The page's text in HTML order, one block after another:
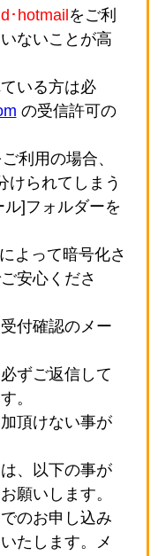
･hotmail をご利
ないことが高
いる方は必
の受信許可の
利用の場合、
けられてしまう
]フォルダーを
よって暗号化さ
安心くださ
付確認のメー
ずご返信して
。
頂けない事が
、以下の事が
願いします。
のお申し込み
たします。メ